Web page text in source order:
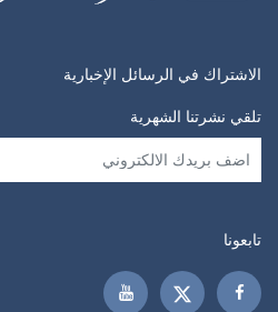
الاشتراك في الرسائل الإخبارية
تلقي نشرتنا الشهرية
تابعونا